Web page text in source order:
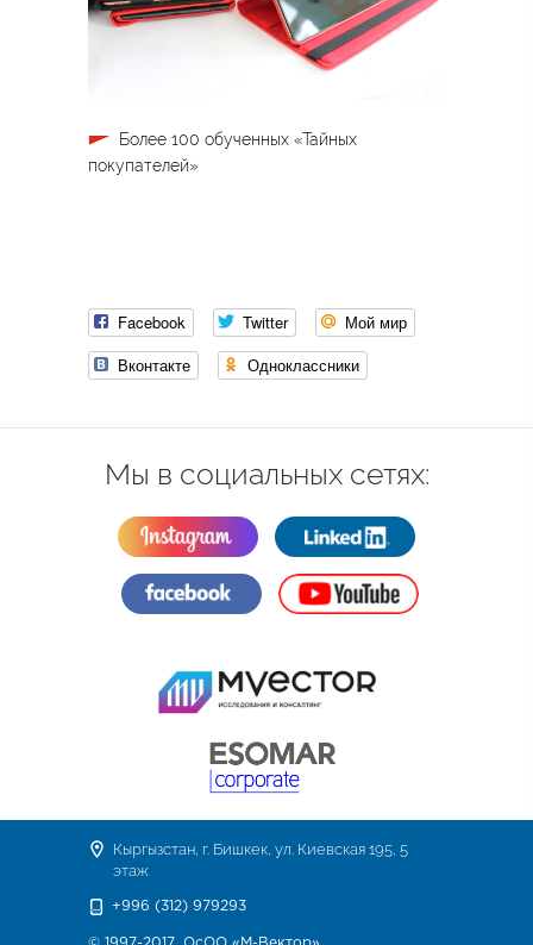
Более 100 обученных «Тайных
покупателей»
Facebook Twitter
Мой мир
Вконтакте
Одноклассники
Мы в социальных сетях:
Кыргызстан, г. Бишкек, ул. Киевская 195, 5
этаж
+996 (312) 979293